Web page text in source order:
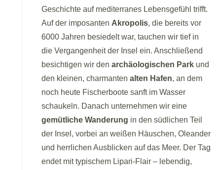
Geschichte auf mediterranes Lebensgefühl trifft.
Auf der imposanten Akropolis, die bereits vor
6000 Jahren besiedelt war, tauchen wir tief in
die Vergangenheit der Insel ein. Anschließend
besichtigen wir den archäologischen Park und
den kleinen, charmanten alten Hafen, an dem
noch heute Fischerboote sanft im Wasser
schaukeln. Danach unternehmen wir eine
gemütliche Wanderung in den südlichen Teil
der Insel, vorbei an weißen Häuschen, Oleander
und herrlichen Ausblicken auf das Meer. Der Tag
endet mit typischem Lipari-Flair – lebendig,